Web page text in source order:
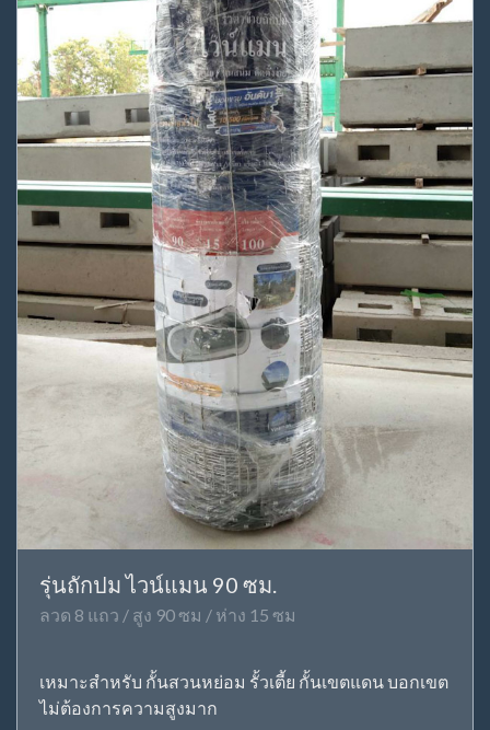
รุ่นถักปม ไวน์แมน 90 ซม.
ลวด 8 แถว / สูง 90 ซม / ห่าง 15 ซม
เหมาะสำหรับ กั้นสวนหย่อม รั้วเตี้ย กั้นเขตแดน บอกเขต
ไม่ต้องการความสูงมาก